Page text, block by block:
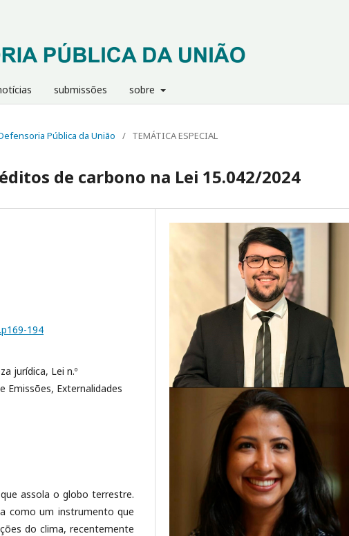
submissões sobre
Pública da União / TEMÁTICA ESPECIAL
de carbono na Lei 15.042/2024
194
jurídica, Lei n.º
Emissões, Externalidades
assola o globo terrestre.
como um instrumento que
do clima, recentemente